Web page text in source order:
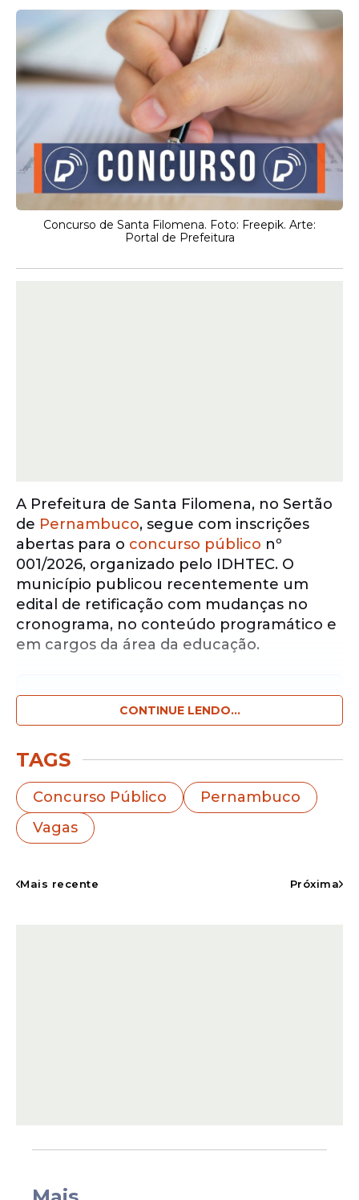
Concurso de Santa Filomena. Foto: Freepik. Arte:
Portal de Prefeitura
A Prefeitura de Santa Filomena, no Sertão
de Pernambuco, segue com inscrições
abertas para o concurso público nº
001/2026, organizado pelo IDHTEC. O
município publicou recentemente um
edital de retificação com mudanças no
cronograma, no conteúdo programático e
em cargos da área da educação.
Notícias pelo WhatsApp
Receba as notícias exclusivas do
de Prefeiturapelo nosso canal.
Aseleçãoreúnevagas
para candidatos de
níveis fundamental, médio e superior em
municipal. Segundo a retificação publicada
CONTINUE LENDO...
TAGS
Concurso Público
Pernambuco
Vagas
Mais recente Próxima